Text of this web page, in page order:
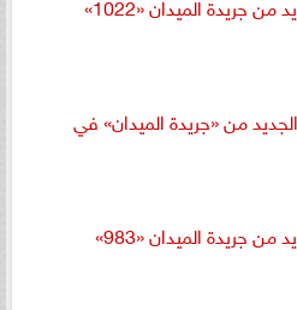
من «جريدة الميدان» في
من جريدة الميدان «983»